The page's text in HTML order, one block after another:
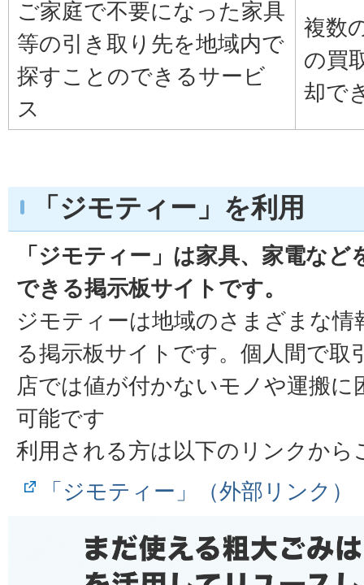
ご家庭で不要になった家具
等の引き取り先を地域内で
探すことのできるサービ
ス
複数
の買
却で
「ジモティー」を利用
「ジモティー」は家具、家電な
できる掲示板サイトです。
ジモティーは地域のさまざまな情
る掲示板サイトです。個人間で取
店では値が付かないモノや運搬に
可能です
利用される方は以下のリンクから
「ジモティー」（外部リンク）